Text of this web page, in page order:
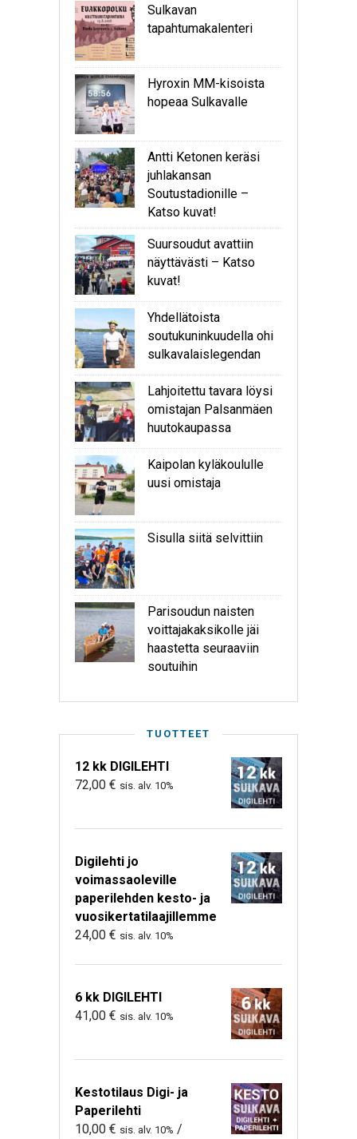
Sulkavan
tapahtumakalenteri
Hyroxin MM-kisoista
hopeaa Sulkavalle
Antti Ketonen keräsi
juhlakansan
Soutustadionille –
Katso kuvat!
Suursoudut avattiin
näyttävästi – Katso
kuvat!
Yhdellätoista
soutukuninkuudella ohi
sulkavalaislegendan
Lahjoitettu tavara löysi
omistajan Palsanmäen
huutokaupassa
Kaipolan kyläkoululle
uusi omistaja
Sisulla siitä selvittiin
Parisoudun naisten
voittajakaksikolle jäi
haastetta seuraaviin
soutuihin
TUOTTEET
12 kk DIGILEHTI
72,00 € sis. alv. 10%
Digilehti jo
voimassaoleville
paperilehden kesto- ja
vuosikertatilaajillemme
24,00 € sis. alv. 10%
6 kk DIGILEHTI
41,00 € sis. alv. 10%
Kestotilaus Digi- ja
Paperilehti
10,00 € sis. alv. 10% /